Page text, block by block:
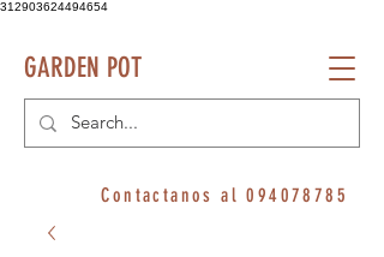
312903624494654
GARDEN POT
Contactanos al094078785